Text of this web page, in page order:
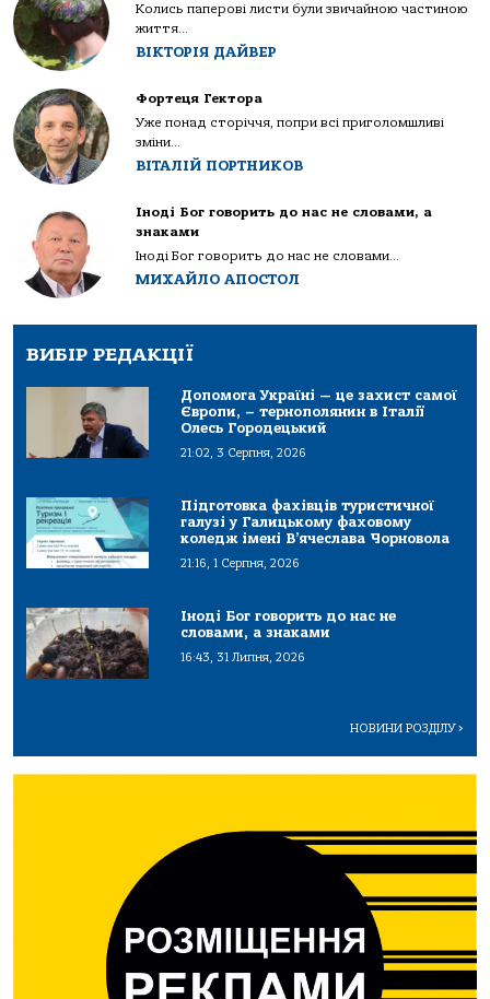
Колись паперові листи були звичайною частиною
життя...
ВІКТОРІЯ ДАЙВЕР
Фортеця Гектора
Уже понад сторіччя, попри всі приголомшливі
зміни...
ВІТАЛІЙ ПОРТНИКОВ
Іноді Бог говорить до нас не словами, а
знаками
Іноді Бог говорить до нас не словами...
МИХАЙЛО АПОСТОЛ
ВИБІР РЕДАКЦІЇ
Допомога Україні — це захист самої
Європи, – тернополянин в Італії
Олесь Городецький
21:02, 3 Серпня, 2026
Підготовка фахівців туристичної
галузі у Галицькому фаховому
коледж імені В’ячеслава Чорновола
21:16, 1 Серпня, 2026
Іноді Бог говорить до нас не
словами, а знаками
16:43, 31 Липня, 2026
НОВИНИ РОЗДІЛУ>